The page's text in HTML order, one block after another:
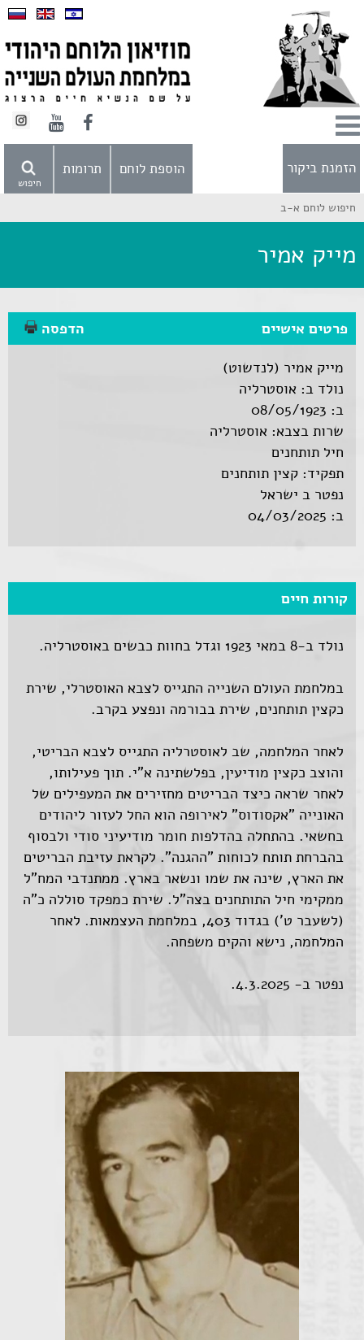
הזמנת ביקור
חיפוש
הוספת לוחם תרומות
חיפוש לוחם א-ב
מייק אמיר
פרטים אישיים
הדפסה
מייק אמיר (לנדשוט)
נולד ב: אוסטרליה
ב: 08/05/1923
שרות בצבא: אוסטרליה
חיל תותחנים
תפקיד: קצין תותחנים
נפטר ב ישראל
ב: 04/03/2025
קורות חיים
נולד ב-8 במאי 1923 וגדל בחוות כבשים באוסטרליה.
במלחמת העולם השנייה התגייס לצבא האוסטרלי, שירת
כקצין תותחנים, שירת בבורמה ונפצע בקרב.
לאחר המלחמה, שב לאוסטרליה התגייס לצבא הבריטי,
והוצב כקצין מודיעין, בפלשתינה א"י. תוך פעילותו,
לאחר שראה כיצד הבריטים מחזירים את המעפילים של
האונייה "אקסודוס" לאירופה הוא החל לעזור ליהודים
בחשאי. בהתחלה בהדלפות חומר מודיעיני סודי ולבסוף
בהברחת תותח לכוחות "ההגנה". לקראת עזיבת הבריטים
את הארץ, שינה את שמו ונשאר בארץ. ממתנדבי המח"ל
ממקימי חיל התותחנים בצה"ל. שירת כמפקד סוללה כ”ה
(לשעבר ט’) בגדוד 403, במלחמת העצמאות. לאחר
המלחמה, נישא והקים משפחה.
נפטר ב- 4.3.2025.